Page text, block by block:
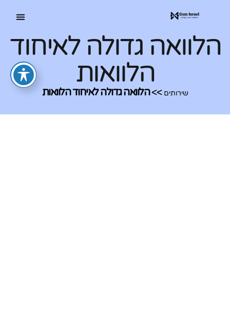
הלוואה גדולה לאיחוד
הלוואות
שירותים >>הלוואה גדולה לאיחוד הלוואות